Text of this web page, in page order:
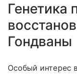
Генетика
Гондваны
Особый интерес